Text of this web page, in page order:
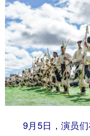
9月5日，演员